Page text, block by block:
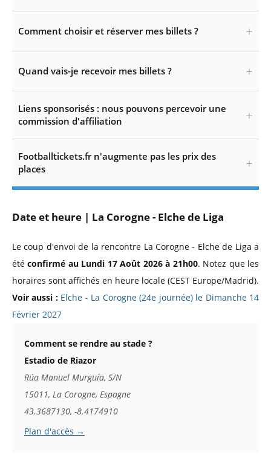
Comment choisir et réserver mes billets ?
Quand vais-je recevoir mes billets ?
Liens sponsorisés : nous pouvons percevoir une
commission d'affiliation
Footballtickets.fr n'augmente pas les prix des
places
Date et heure | La Corogne - Elche de Liga
Le coup d'envoi de la rencontre La Corogne - Elche de Liga a
étéconfirmé au Lundi 17 Août 2026 à 21h00. Notez que les
horaires sont affichés en heure locale (CEST Europe/Madrid).
Voir aussi : Elche - La Corogne (24e journée) le Dimanche 14
Février 2027
Comment se rendre au stade ?
Estadio de Riazor
Rúa Manuel Murguía, S/N
15011, La Corogne, Espagne
43.3687130, -8.4174910
Plan d'accès →